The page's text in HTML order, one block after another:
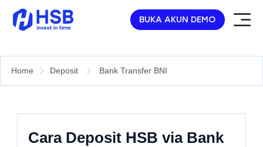
BUKA AKUN DEMO
Home Deposit Bank Transfer BNI
Cara Deposit HSB via Bank